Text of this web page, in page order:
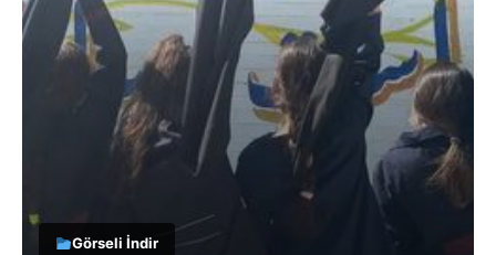
Görseli İndir